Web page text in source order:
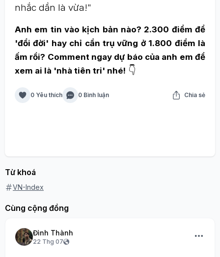
nhắc dần là vừa!"
Anh em tin vào kịch bản nào? 2.300 điểm để
'đổi đời' hay chỉ cần trụ vững ở 1.800 điểm là
ấm rồi? Comment ngay dự báo của anh em để
xem ai là 'nhà tiên tri' nhé! 👇
0 Yêu thích 0 Bình luận Chia sẻ
Từ khoá
VN-Index
Cùng cộng đồng
Đình Thành
22 Thg 07